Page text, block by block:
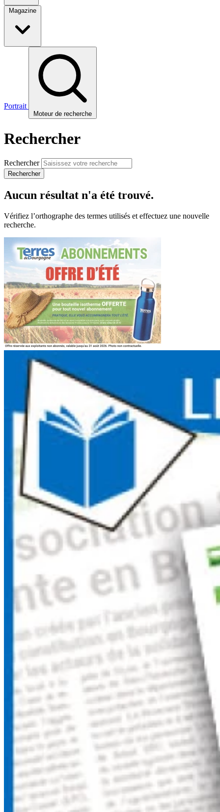
Magazine
Portrait
Moteur de recherche
Rechercher
Rechercher
Rechercher
Aucun résultat n'a été trouvé.
Vérifiez l’orthographe des termes utilisés et effectuez une nouvelle
recherche.